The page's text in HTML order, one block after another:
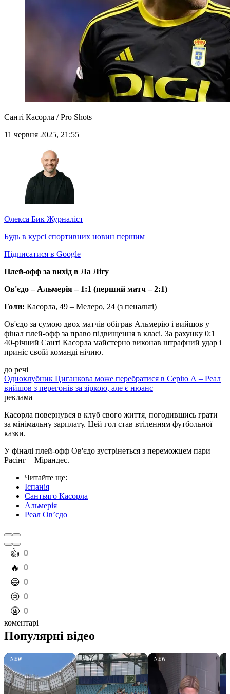
Санті Касорла / Pro Shots
11 червня 2025, 21:55
Олекса Бик Журналіст
Будь в курсі спортивних новин першим
Підписатися в Google
Плей-офф за вихід в Ла Лігу
Ов'єдо – Альмерія – 1:1 (перший матч – 2:1)
Голи: Касорла, 49 – Мелеро, 24 (з пенальті)
Ов'єдо за сумою двох матчів обіграв Альмерію і вийшов у
фінал плей-офф за право підвищення в класі. За рахунку 0:1
40-річний Санті Касорла майстерно виконав штрафний удар і
приніс своїй команді нічию.
до речі
Одноклубник Циганкова може перебратися в Серію А – Реал
вийшов з перегонів за зіркою, але є нюанс
реклама
Касорла повернувся в клуб свого життя, погодившись грати
за мінімальну зарплату. Цей гол став втіленням футбольної
казки.
У фіналі плей-офф Ов'єдо зустрінеться з переможцем пари
Расінг – Мірандес.
Читайте ще:
Іспанія
Сантьяго Касорла
Альмерія
Реал Ов’єдо
️👍 0
️🔥 0
️😄 0
️😢 0
️🤬 0
коментарі